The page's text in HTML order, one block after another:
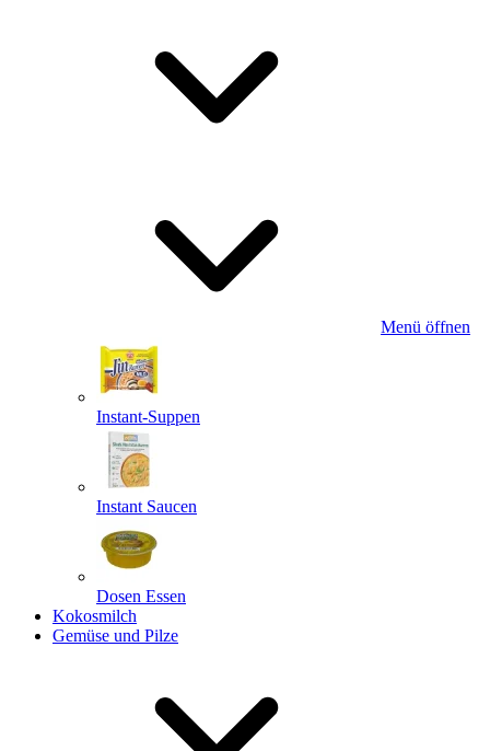
Menü öffnen
Instant-Suppen
Instant Saucen
Dosen Essen
Kokosmilch
Gemüse und Pilze